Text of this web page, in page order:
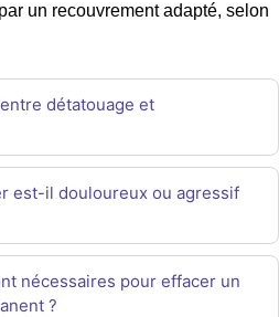
un recouvrement adapté, selon
détatouage et
est-il douloureux ou agressif
nécessaires pour effacer un
?